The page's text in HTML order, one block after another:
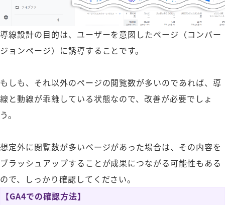
導線設計の目的は、ユーザーを意図したページ（コンバー
ジョンページ）に誘導することです。
もしも、それ以外のページの閲覧数が多いのであれば、導
線と動線が乖離している状態なので、改善が必要でしょ
う。
想定外に閲覧数が多いページがあった場合は、その内容を
ブラッシュアップすることが成果につながる可能性もある
ので、しっかり確認してください。
【GA4での確認方法】